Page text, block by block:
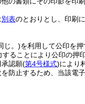
別表のとおりとし、印刷
じ。)を利用して公印を
することにより公印の押
認願(第4号様式)により
防止するため、当該電